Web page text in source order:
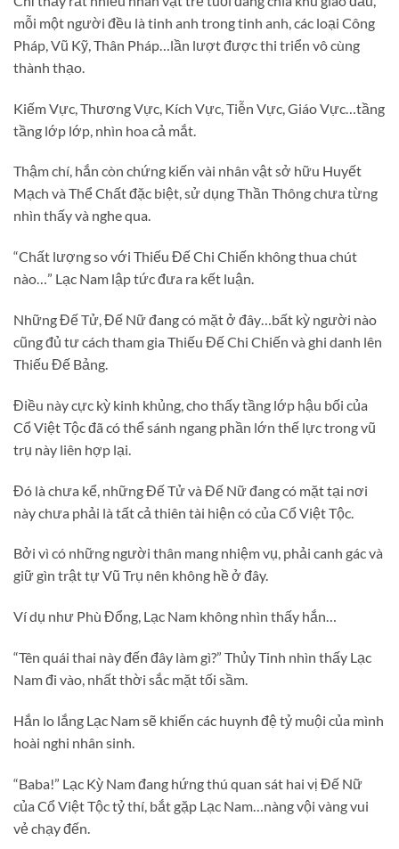
mỗi một người đều là tinh anh trong tinh anh, các loại Công
Pháp, Vũ Kỹ, Thân Pháp…lần lượt được thi triển vô cùng
thành thạo.
Kiếm Vực, Thương Vực, Kích Vực, Tiễn Vực, Giáo Vực…tầng
tầng lớp lớp, nhìn hoa cả mắt.
Thậm chí, hắn còn chứng kiến vài nhân vật sở hữu Huyết
Mạch và Thể Chất đặc biệt, sử dụng Thần Thông chưa từng
nhìn thấy và nghe qua.
“Chất lượng so với Thiếu Đế Chi Chiến không thua chút
nào…” Lạc Nam lập tức đưa ra kết luận.
Những Đế Tử, Đế Nữ đang có mặt ở đây…bất kỳ người nào
cũng đủ tư cách tham gia Thiếu Đế Chi Chiến và ghi danh lên
Thiếu Đế Bảng.
Điều này cực kỳ kinh khủng, cho thấy tầng lớp hậu bối của
Cổ Việt Tộc đã có thể sánh ngang phần lớn thế lực trong vũ
trụ này liên hợp lại.
Đó là chưa kể, những Đế Tử và Đế Nữ đang có mặt tại nơi
này chưa phải là tất cả thiên tài hiện có của Cổ Việt Tộc.
Bởi vì có những người thân mang nhiệm vụ, phải canh gác và
giữ gìn trật tự Vũ Trụ nên không hề ở đây.
Ví dụ như Phù Đổng, Lạc Nam không nhìn thấy hắn…
“Tên quái thai này đến đây làm gì?” Thủy Tinh nhìn thấy Lạc
Nam đi vào, nhất thời sắc mặt tối sầm.
Hắn lo lắng Lạc Nam sẽ khiến các huynh đệ tỷ muội của mình
hoài nghi nhân sinh.
“Baba!” Lạc Kỳ Nam đang hứng thú quan sát hai vị Đế Nữ
của Cổ Việt Tộc tỷ thí, bắt gặp Lạc Nam…nàng vội vàng vui
vẻ chạy đến.